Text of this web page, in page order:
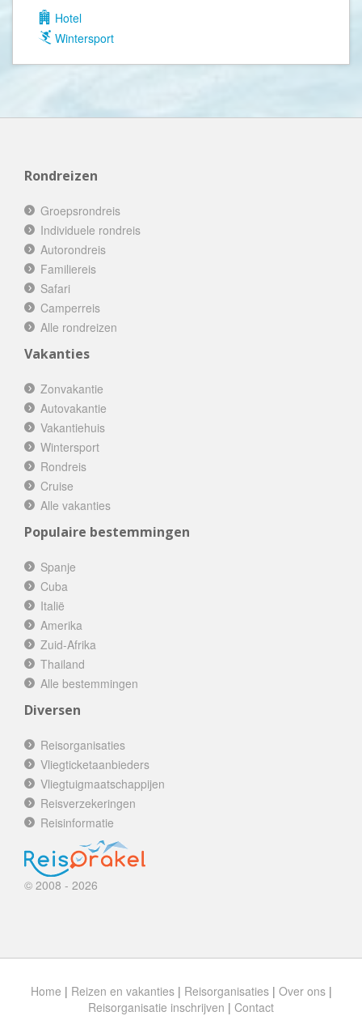
Hotel
Wintersport
Rondreizen
Groepsrondreis
Individuele rondreis
Autorondreis
Familiereis
Safari
Camperreis
Alle rondreizen
Vakanties
Zonvakantie
Autovakantie
Vakantiehuis
Wintersport
Rondreis
Cruise
Alle vakanties
Populaire bestemmingen
Spanje
Cuba
Italië
Amerika
Zuid-Afrika
Thailand
Alle bestemmingen
Diversen
Reisorganisaties
Vliegticketaanbieders
Vliegtuigmaatschappijen
Reisverzekeringen
Reisinformatie
© 2008 - 2026
Home | Reizen en vakanties| Reisorganisaties| Over ons|
Reisorganisatie inschrijven | Contact